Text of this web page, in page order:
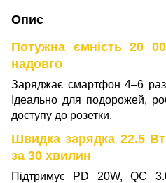
Опис
Потужна ємність 20
надовго
Заряджає смартфон 4–6
Ідеально для подорожей,
доступу до розетки.
Швидка зарядка 22.5
за 30 хвилин
Підтримує PD 20W, QC